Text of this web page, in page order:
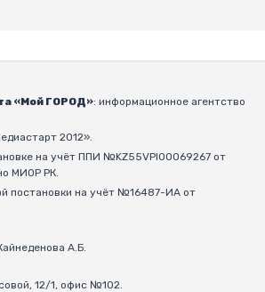
«Мой ГОРОД»: информационное агентство
2012».
на учёт ППИ №KZ55VPI00069267 от
МИОР РК.
постановки на учёт №16487-ИА от
А.Б.
12/1, офис №102.